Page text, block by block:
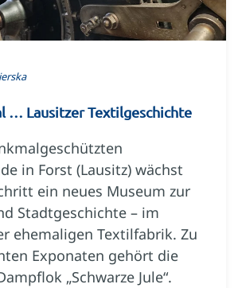
… Lausitzer Textilgeschichte
in Forst (Lausitz) wächst
ein neues Museum zur
Stadtgeschichte – im
ehemaligen Textilfabrik. Zu
Exponaten gehört die
„Schwarze Jule“.